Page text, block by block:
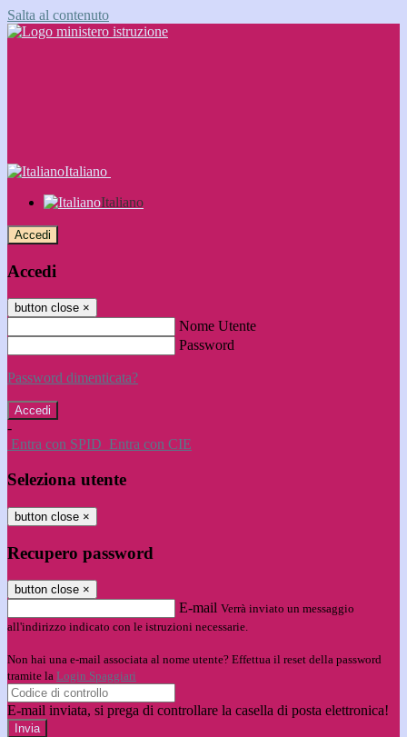
Salta al contenuto
Italiano
Italiano
Accedi
Accedi
button close ×
Nome Utente
Password
Password dimenticata?
-
Entra con SPID Entra con CIE
Seleziona utente
button close ×
Recupero password
button close ×
E-mail Verrà inviato un messaggio
all'indirizzo indicato con le istruzioni necessarie.
Non hai una e-mail associata al nome utente? Effettua il reset della password
tramite la Login Spaggiari
E-mail inviata, si prega di controllare la casella di posta elettronica!